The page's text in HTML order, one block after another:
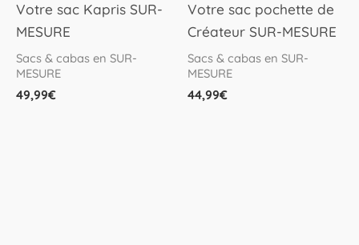
Votre sac Kapris SUR-
MESURE
Sacs & cabas en SUR-
MESURE
49,99€
Votre sac pochette de
Créateur SUR-MESURE
Sacs & cabas en SUR-
MESURE
44,99€